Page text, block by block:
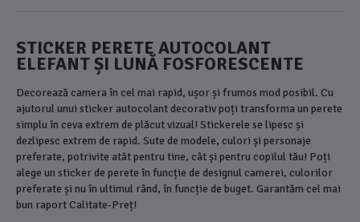
STICKER PERETE AUTOCOLANT
ELEFANT ȘI LUNĂ FOSFORESCENTE
Decorează camera în cel mai rapid, ușor și frumos mod posibil. Cu
ajutorul unui sticker autocolant decorativ poți transforma un perete
simplu în ceva extrem de plăcut vizual! Stickerele se lipesc și
dezlipesc extrem de rapid. Sute de modele, culori și personaje
preferate, potrivite atât pentru tine, cât și pentru copilul tău! Poți
alege un sticker de perete în funcție de designul camerei, culorilor
preferate și nu în ultimul rând, în funcție de buget. Garantăm cel mai
bun raport Calitate-Preț!